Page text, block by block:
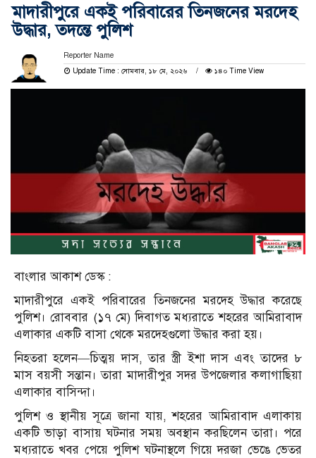
মাদারীপুরে একই পরিবারের তিনজনের মরদেহ
উদ্ধার, তদন্তে পুলিশ
Reporter Name
Update Time : সোমবার, ১৮ মে, ২০২৬
১৪০ Time View
বাংলার আকাশ ডেস্ক :
মাদারীপুরে একই পরিবারের তিনজনের মরদেহ উদ্ধার করেছে
পুলিশ। রোববার (১৭ মে) দিবাগত মধ্যরাতে শহরের আমিরাবাদ
এলাকার একটি বাসা থেকে মরদেহগুলো উদ্ধার করা হয়।
নিহতরা হলেন—চিত্ময় দাস, তার স্ত্রী ইশা দাস এবং তাদের ৮
মাস বয়সী সন্তান। তারা মাদারীপুর সদর উপজেলার কলাগাছিয়া
এলাকার বাসিন্দা।
পুলিশ ও স্থানীয় সূত্রে জানা যায়, শহরের আমিরাবাদ এলাকায়
একটি ভাড়া বাসায় ঘটনার সময় অবস্থান করছিলেন তারা। পরে
মধ্যরাতে খবর পেয়ে পুলিশ ঘটনাস্থলে গিয়ে দরজা ভেঙে ভেতর